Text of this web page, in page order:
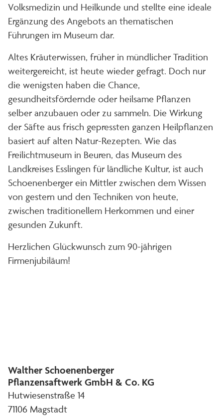
Volksmedizin und Heilkunde und stellte eine ideale
Ergänzung des Angebots an thematischen
Führungen im Museum dar.
Altes Kräuterwissen, früher in mündlicher Tradition
weitergereicht, ist heute wieder gefragt. Doch nur
die wenigsten haben die Chance,
gesundheitsfördernde oder heilsame Pflanzen
selber anzubauen oder zu sammeln. Die Wirkung
der Säfte aus frisch gepressten ganzen Heilpflanzen
basiert auf alten Natur-Rezepten. Wie das
Freilichtmuseum in Beuren, das Museum des
Landkreises Esslingen für ländliche Kultur, ist auch
Schoenenberger ein Mittler zwischen dem Wissen
von gestern und den Techniken von heute,
zwischen traditionellem Herkommen und einer
gesunden Zukunft.
Herzlichen Glückwunsch zum 90-jährigen
Firmenjubiläum!
Walther Schoenenberger
Pflanzensaftwerk GmbH & Co. KG
Hutwiesenstraße 14
71106 Magstadt